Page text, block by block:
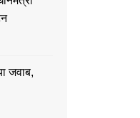
जवाब,